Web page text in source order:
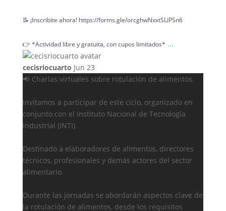
📝 ¡Inscribite ahora! https://forms.gle/orcghwNxxtSLiPSn6
👉 *Actividad libre y gratuita, con cupos limitados* ...
cecisriocuarto Jun 23
📢 Charlas virtuales sobre rotulación de alimentos.
Invitamos a participar de este ciclo, organizado en
conjunto con el Instituto Nacional de Tecnología
Industrial (INTI).
Destinado a elaboradores de alimentos, directores
técnicos, profesionales y demás actores del sector
alimentario.
Durante las jornadas se abordarán aspectos clave de
la rotulación de alimentos, desde los requisitos